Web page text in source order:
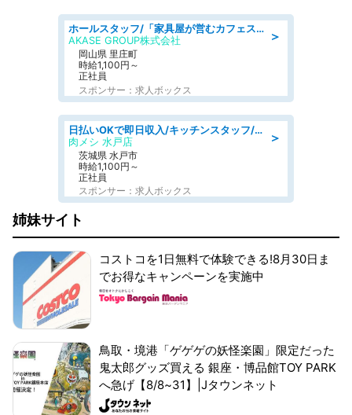
＞
ホールスタッフ/「家具屋が営むカフェスタッフ!」週2日～
AKASE GROUP株式会社
岡山県 里庄町
時給1,100円～
正社員
スポンサー：求人ボックス
＞
日払いOKで即日収入/キッチンスタッフ/「原付免許必須」
肉メシ 水戸店
茨城県 水戸市
時給1,100円～
正社員
スポンサー：求人ボックス
姉妹サイト
コストコを1日無料で体験できる!8月30日ま
でお得なキャンペーンを実施中
鳥取・境港「ゲゲゲの妖怪楽園」限定だった
鬼太郎グッズ買える 銀座・博品館TOY PARK
へ急げ【8/8~31】|Jタウンネット